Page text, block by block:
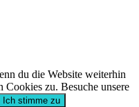
du die Website weiterhin
zu. Besuche unsere
Ich stimme zu